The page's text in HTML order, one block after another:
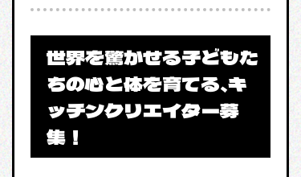
世界を驚かせる子どもた
ちの心と体を育てる、キ
ッチンクリエイター募
集！